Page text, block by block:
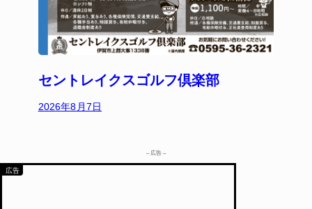
セントレイクスゴルフ倶楽部
2026年8月7日
– 広告 –